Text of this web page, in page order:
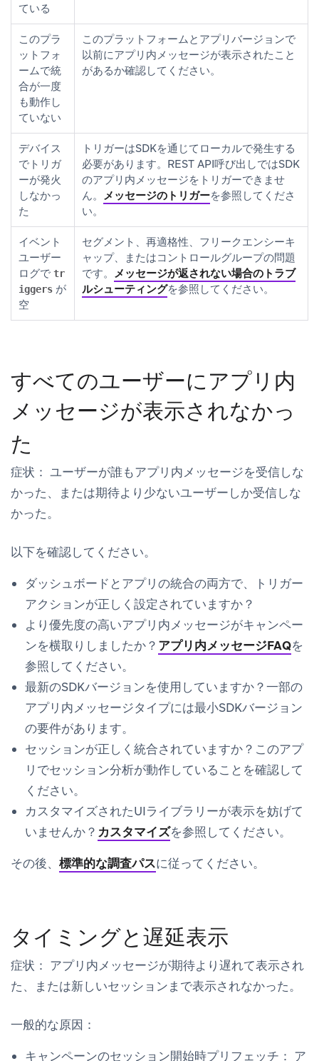
ている
このプラ
ットフォ
ームで統
合が一度
も動作し
ていない
このプラットフォームとアプリバージョンで
以前にアプリ内メッセージが表示されたこと
があるか確認してください。
デバイス
でトリガ
ーが発火
しなかっ
た
トリガーはSDKを通じてローカルで発生する
必要があります。REST API呼び出しではSDK
のアプリ内メッセージをトリガーできませ
ん。 メッセージのトリガーを参照してくださ
い。
イベント
ユーザー
ログで tr
iggers が
空
セグメント、再適格性、フリークエンシーキ
ャップ、またはコントロールグループの問題
です。 メッセージが返されない場合のトラブ
ルシューティングを参照してください。
すべてのユーザーにアプリ内
メッセージが表示されなかっ
た
症状： ユーザーが誰もアプリ内メッセージを受信しな
かった、または期待より少ないユーザーしか受信しな
かった。
以下を確認してください。
ダッシュボードとアプリの統合の両方で、トリガー
アクションが正しく設定されていますか？
より優先度の高いアプリ内メッセージがキャンペー
ンを横取りしましたか？ アプリ内メッセージFAQを
参照してください。
最新のSDKバージョンを使用していますか？一部の
アプリ内メッセージタイプには最小SDKバージョン
の要件があります。
セッションが正しく統合されていますか？このアプ
リでセッション分析が動作していることを確認して
ください。
カスタマイズされたUIライブラリーが表示を妨げて
いませんか？ カスタマイズを参照してください。
その後、 標準的な調査パスに従ってください。
タイミングと遅延表示
症状： アプリ内メッセージが期待より遅れて表示され
た、または新しいセッションまで表示されなかった。
一般的な原因：
キャンペーンのセッション開始時プリフェッチ： ア